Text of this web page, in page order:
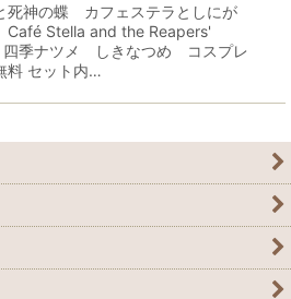
死神の蝶 カフェステラとしにが
Stella and the Reapers'
季ナツメ しきなつめ コスプレ
セット内…